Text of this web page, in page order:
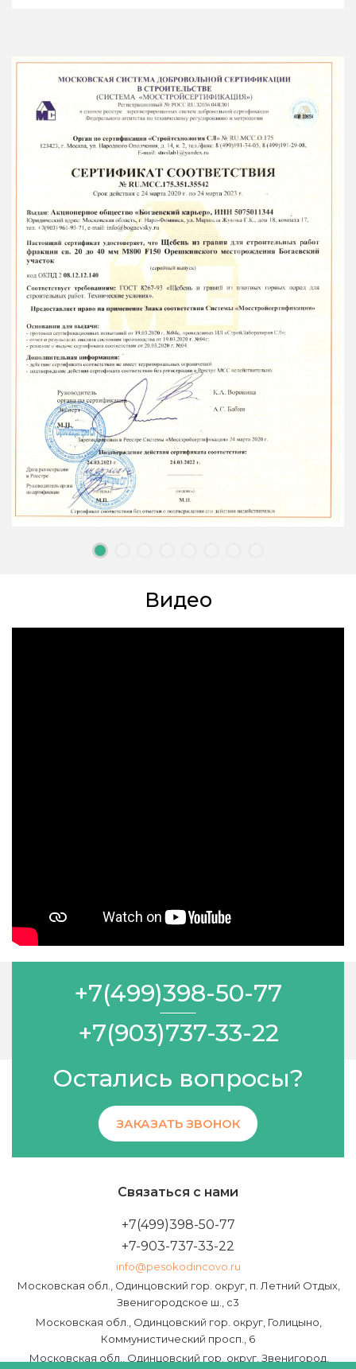
Видео
+7(499)398-50-77
+7(903)737-33-22
Остались вопросы?
ЗАКАЗАТЬ ЗВОНОК
Связаться с нами
+7(499)398-50-77
+7-903-737-33-22
info@pesokodincovo.ru
Московская обл., Одинцовский гор. округ, п. Летний Отдых,
Звенигородское ш., с3
Московская обл., Одинцовский гор. округ, Голицыно,
Коммунистический просп., 6
Московская обл., Одинцовский гор. округ, Звенигород,